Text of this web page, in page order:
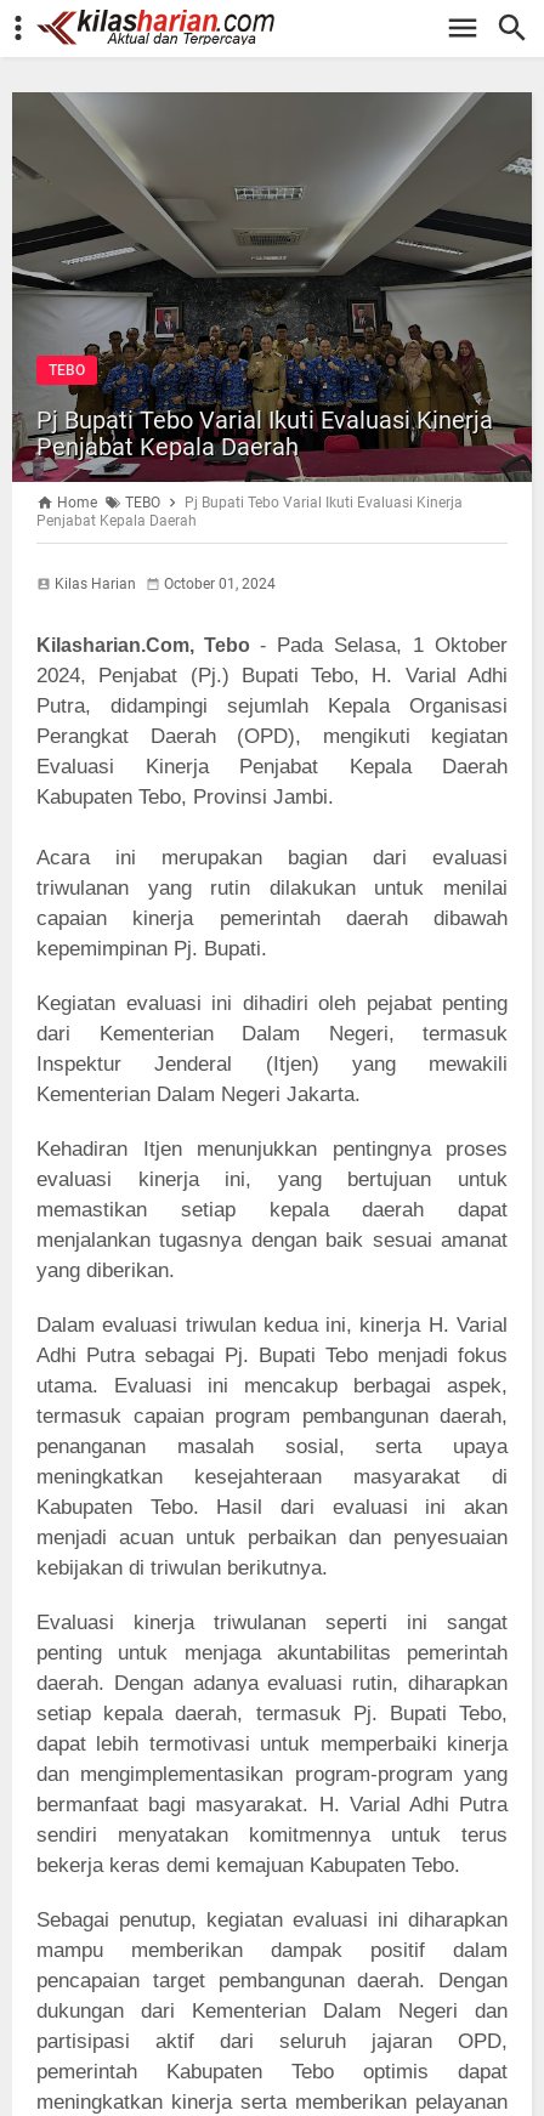
-->
TEBO
Pj Bupati Tebo Varial Ikuti Evaluasi Kinerja
Penjabat Kepala Daerah
Home TEBO
Pj Bupati Tebo Varial Ikuti Evaluasi Kinerja
Penjabat Kepala Daerah
Kilas Harian October 01, 2024
Kilasharian.Com, Tebo- Pada Selasa, 1 Oktober
2024, Penjabat (Pj.) Bupati Tebo, H. Varial Adhi
Putra, didampingi sejumlah Kepala Organisasi
Perangkat Daerah (OPD), mengikuti kegiatan
Evaluasi Kinerja Penjabat Kepala Daerah
Kabupaten Tebo, Provinsi Jambi.
Acara ini merupakan bagian dari evaluasi
triwulanan yang rutin dilakukan untuk menilai
capaian kinerja pemerintah daerah dibawah
kepemimpinan Pj. Bupati.
Kegiatan evaluasi ini dihadiri oleh pejabat penting
dari Kementerian Dalam Negeri, termasuk
Inspektur Jenderal (Itjen) yang mewakili
Kementerian Dalam Negeri Jakarta.
Kehadiran Itjen menunjukkan pentingnya proses
evaluasi kinerja ini, yang bertujuan untuk
memastikan setiap kepala daerah dapat
menjalankan tugasnya dengan baik sesuai amanat
yang diberikan.
Dalam evaluasi triwulan kedua ini, kinerja H. Varial
Adhi Putra sebagai Pj. Bupati Tebo menjadi fokus
utama. Evaluasi ini mencakup berbagai aspek,
termasuk capaian program pembangunan daerah,
penanganan masalah sosial, serta upaya
meningkatkan kesejahteraan masyarakat di
Kabupaten Tebo. Hasil dari evaluasi ini akan
menjadi acuan untuk perbaikan dan penyesuaian
kebijakan di triwulan berikutnya.
Evaluasi kinerja triwulanan seperti ini sangat
penting untuk menjaga akuntabilitas pemerintah
daerah. Dengan adanya evaluasi rutin, diharapkan
setiap kepala daerah, termasuk Pj. Bupati Tebo,
dapat lebih termotivasi untuk memperbaiki kinerja
dan mengimplementasikan program-program yang
bermanfaat bagi masyarakat. H. Varial Adhi Putra
sendiri menyatakan komitmennya untuk terus
bekerja keras demi kemajuan Kabupaten Tebo.
Sebagai penutup, kegiatan evaluasi ini diharapkan
mampu memberikan dampak positif dalam
pencapaian target pembangunan daerah. Dengan
dukungan dari Kementerian Dalam Negeri dan
partisipasi aktif dari seluruh jajaran OPD,
pemerintah Kabupaten Tebo optimis dapat
meningkatkan kinerja serta memberikan pelayanan